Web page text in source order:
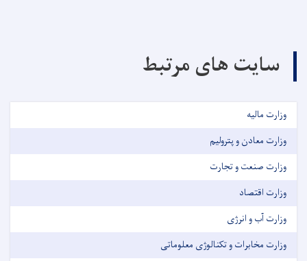
سایت های مرتبط
وزارت مالیه
وزارت معادن و پترولیم
وزارت صنعت و تجارت
وزارت اقتصاد
وزارت آب و انرژی
وزارت مخابرات و تکنالوژی معلوماتی